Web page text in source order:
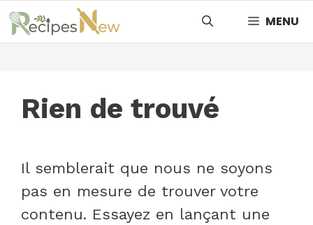
Aller
au
MENU
Rien de trouvé
Il semblerait que nous ne soyons
pas en mesure de trouver votre
contenu. Essayez en lançant une